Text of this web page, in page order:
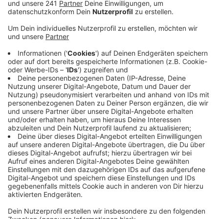
Stadt Wermelskirchen sollen laut Eilantrag ihre
Bereitschaft erklären, minderjährige unbegleitete
Flüchtlinge aufzunehmen.
Anzeige
Aus humanitären Gründen soll die Stadt den jungen
Menschen, die in den Lagern auf griechischen Inseln
und im Grenzgebiet zwischen der Türkei und
Griechenland befinden, eine Unterkunft bieten. Dafür
muss die Verwaltung allerdings prüfen, ob und für
welche Zahl die erforderlichen Ressourcen in
Wermelskirchen vorhanden sind. Auf Bundesebene
haben sich Union und SPD in der Nacht darauf geeinigt,
Kinder und Jugendliche aus den Flüchtlingslagern
aufzunehmen. Unklar ist aktuell noch die konkrete Zahl